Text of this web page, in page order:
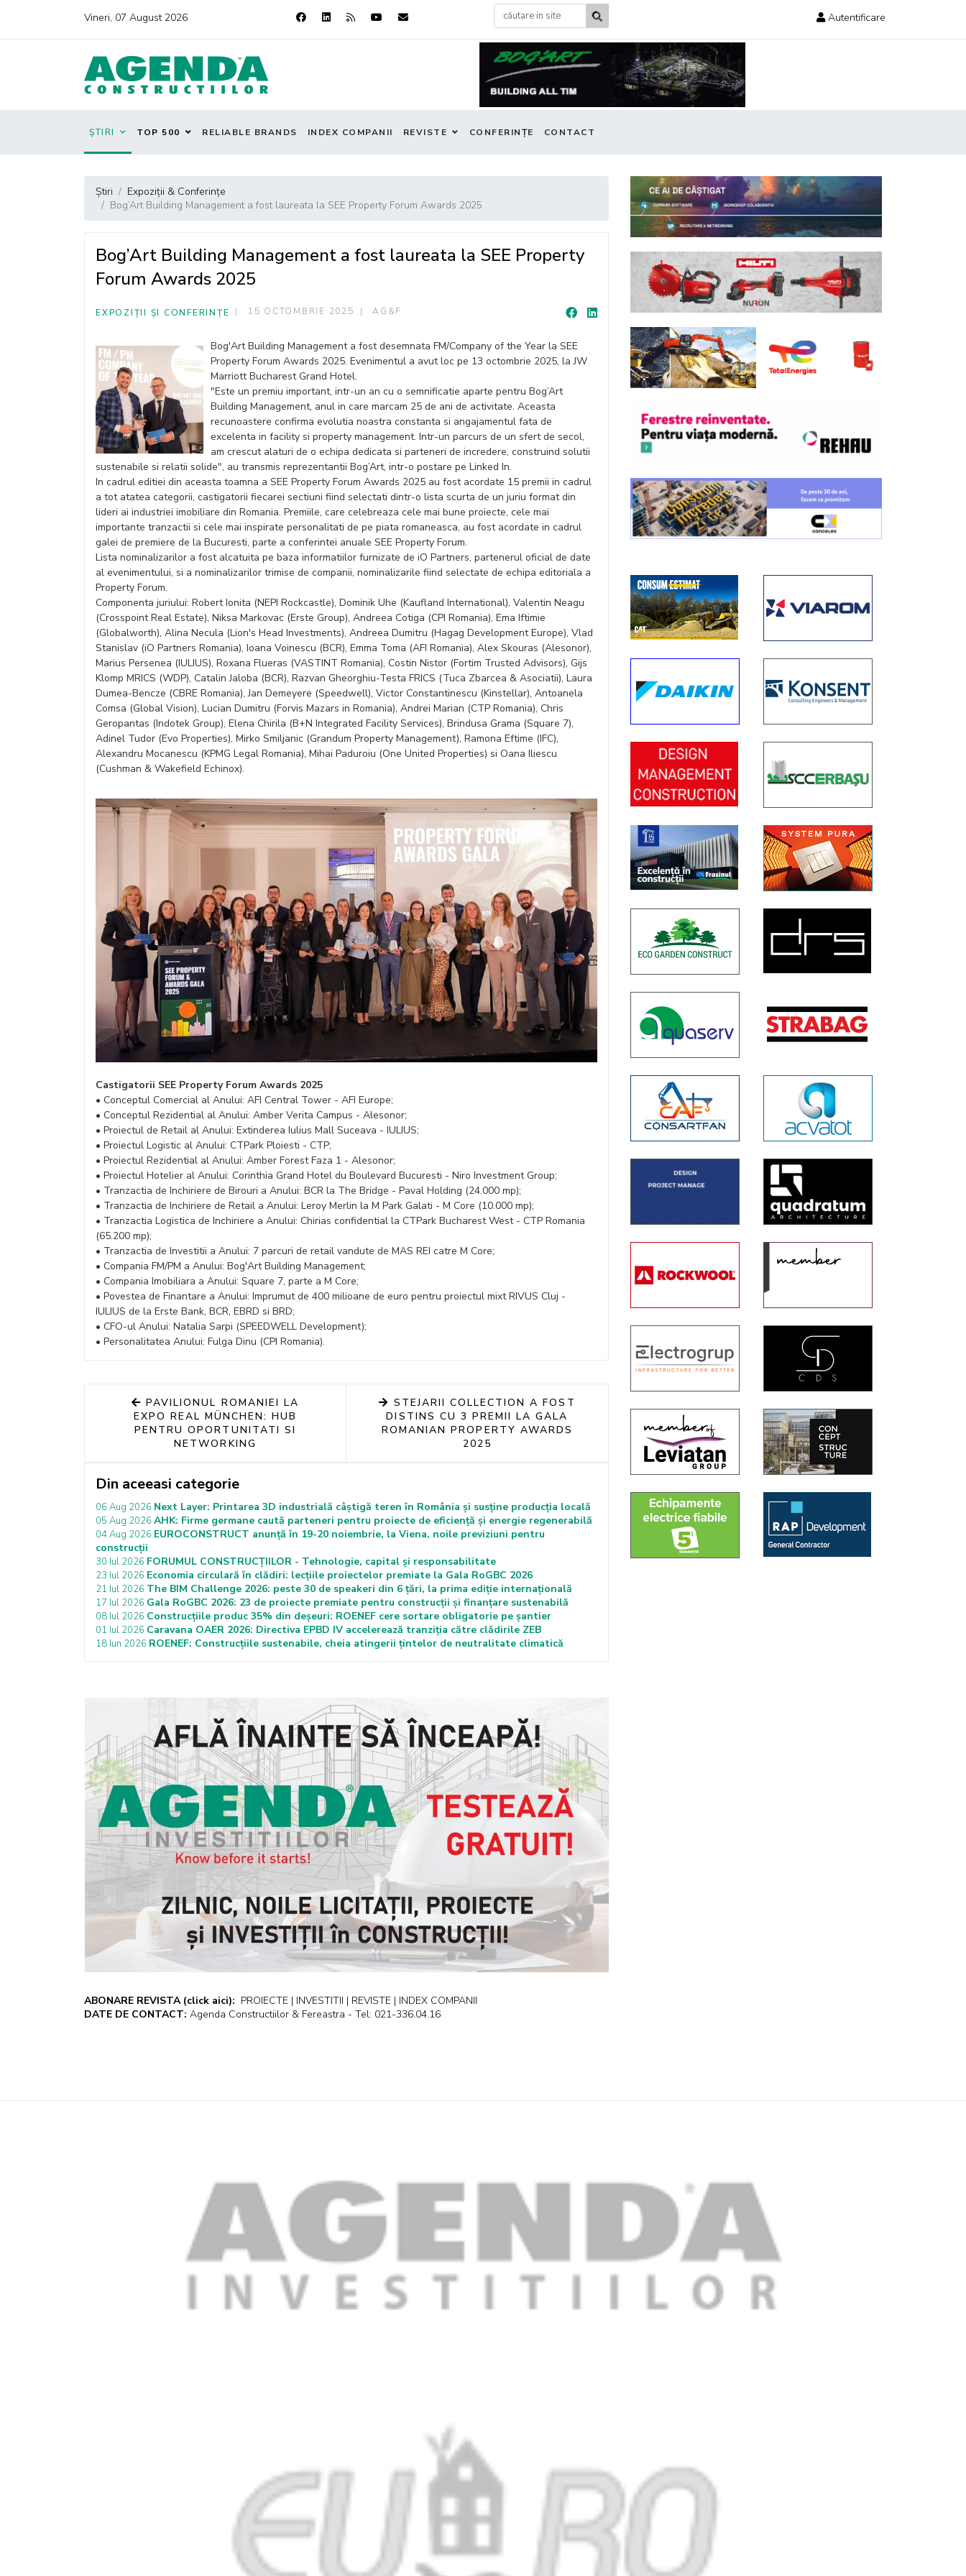
Vineri, 07 August 2026 Autentificare
ȘTIRI TOP 500 RELIABLE BRANDS INDEX COMPANII REVISTE CONFERINȚE CONTACT
Știri
Expoziții & Conferințe
Bog’Art Building Management a fost laureata la SEE Property Forum Awards 2025
Bog’Art Building Management a fost laureata la SEE Property
Forum Awards 2025
EXPOZIȚII ȘI CONFERINȚE 15 OCTOMBRIE 2025 AG&F
Bog'Art Building Management a fost desemnata FM/Company of the Year la SEE
Property Forum Awards 2025. Evenimentul a avut loc pe 13 octombrie 2025, la JW
Marriott Bucharest Grand Hotel.
"Este un premiu important, intr-un an cu o semnificatie aparte pentru Bog’Art
Building Management, anul in care marcam 25 de ani de activitate. Aceasta
recunoastere confirma evolutia noastra constanta si angajamentul fata de
excelenta in facility si property management. Intr-un parcurs de un sfert de secol,
am crescut alaturi de o echipa dedicata si parteneri de incredere, construind solutii
sustenabile si relatii solide", au transmis reprezentantii Bog’Art, intr-o postare pe Linked In.
In cadrul editiei din aceasta toamna a SEE Property Forum Awards 2025 au fost acordate 15 premii in cadrul
a tot atatea categorii, castigatorii fiecarei sectiuni fiind selectati dintr-o lista scurta de un juriu format din
lideri ai industriei imobiliare din Romania. Premiile, care celebreaza cele mai bune proiecte, cele mai
importante tranzactii si cele mai inspirate personalitati de pe piata romaneasca, au fost acordate in cadrul
galei de premiere de la Bucuresti, parte a conferintei anuale SEE Property Forum.
Lista nominalizarilor a fost alcatuita pe baza informatiilor furnizate de iO Partners, partenerul oficial de date
al evenimentului, si a nominalizarilor trimise de companii, nominalizarile fiind selectate de echipa editoriala a
Property Forum.
Componenta juriului: Robert Ionita (NEPI Rockcastle), Dominik Uhe (Kaufland International), Valentin Neagu
(Crosspoint Real Estate), Niksa Markovac (Erste Group), Andreea Cotiga (CPI Romania), Ema Iftimie
(Globalworth), Alina Necula (Lion's Head Investments), Andreea Dumitru (Hagag Development Europe), Vlad
Stanislav (iO Partners Romania), Ioana Voinescu (BCR), Emma Toma (AFI Romania), Alex Skouras (Alesonor),
Marius Persenea (IULIUS), Roxana Flueras (VASTINT Romania), Costin Nistor (Fortim Trusted Advisors), Gijs
Klomp MRICS (WDP), Catalin Jaloba (BCR), Razvan Gheorghiu-Testa FRICS (Tuca Zbarcea & Asociatii), Laura
Dumea-Bencze (CBRE Romania), Jan Demeyere (Speedwell), Victor Constantinescu (Kinstellar), Antoanela
Comsa (Global Vision), Lucian Dumitru (Forvis Mazars in Romania), Andrei Marian (CTP Romania), Chris
Geropantas (Indotek Group), Elena Chirila (B+N Integrated Facility Services), Brindusa Grama (Square 7),
Adinel Tudor (Evo Properties), Mirko Smiljanic (Grandum Property Management), Ramona Eftime (IFC),
Alexandru Mocanescu (KPMG Legal Romania), Mihai Paduroiu (One United Properties) si Oana Iliescu
(Cushman & Wakefield Echinox).
Castigatorii SEE Property Forum Awards 2025
• Conceptul Comercial al Anului: AFI Central Tower - AFI Europe;
• Conceptul Rezidential al Anului: Amber Verita Campus - Alesonor;
• Proiectul de Retail al Anului: Extinderea Iulius Mall Suceava - IULIUS;
• Proiectul Logistic al Anului: CTPark Ploiesti - CTP;
• Proiectul Rezidential al Anului: Amber Forest Faza 1 - Alesonor;
• Proiectul Hotelier al Anului: Corinthia Grand Hotel du Boulevard Bucuresti - Niro Investment Group;
• Tranzactia de Inchiriere de Birouri a Anului: BCR la The Bridge - Paval Holding (24.000 mp);
• Tranzactia de Inchiriere de Retail a Anului: Leroy Merlin la M Park Galati - M Core (10.000 mp);
• Tranzactia Logistica de Inchiriere a Anului: Chirias confidential la CTPark Bucharest West - CTP Romania
(65.200 mp);
• Tranzactia de Investitii a Anului: 7 parcuri de retail vandute de MAS REI catre M Core;
• Compania FM/PM a Anului: Bog'Art Building Management;
• Compania Imobiliara a Anului: Square 7, parte a M Core;
• Povestea de Finantare a Anului: Imprumut de 400 milioane de euro pentru proiectul mixt RIVUS Cluj -
IULIUS de la Erste Bank, BCR, EBRD si BRD;
• CFO-ul Anului: Natalia Sarpi (SPEEDWELL Development);
• Personalitatea Anului: Fulga Dinu (CPI Romania).
PAVILIONUL ROMANIEI LA
EXPO REAL MÜNCHEN: HUB
PENTRU OPORTUNITATI SI
NETWORKING
STEJARII COLLECTION A FOST
DISTINS CU 3 PREMII LA GALA
ROMANIAN PROPERTY AWARDS
2025
Din aceeasi categorie
06 Aug 2026 Next Layer: Printarea 3D industrială câștigă teren în România și susține producția locală
05 Aug 2026 AHK: Firme germane caută parteneri pentru proiecte de eficiență și energie regenerabilă
04 Aug 2026 EUROCONSTRUCT anunță în 19-20 noiembrie, la Viena, noile previziuni pentru
construcții
30 Iul 2026 FORUMUL CONSTRUCȚIILOR - Tehnologie, capital și responsabilitate
23 Iul 2026 Economia circulară în clădiri: lecțiile proiectelor premiate la Gala RoGBC 2026
21 Iul 2026 The BIM Challenge 2026: peste 30 de speakeri din 6 țări, la prima ediție internațională
17 Iul 2026 Gala RoGBC 2026: 23 de proiecte premiate pentru construcții și finanțare sustenabilă
08 Iul 2026 Construcțiile produc 35% din deșeuri: ROENEF cere sortare obligatorie pe șantier
01 Iul 2026 Caravana OAER 2026: Directiva EPBD IV accelerează tranziția către clădirile ZEB
18 Iun 2026 ROENEF: Construcțiile sustenabile, cheia atingerii țintelor de neutralitate climatică
ABONARE REVISTA (click aici): PROIECTE | INVESTITII | REVISTE | INDEX COMPANII
DATE DE CONTACT: Agenda Constructiilor & Fereastra - Tel: 021-336.04.16